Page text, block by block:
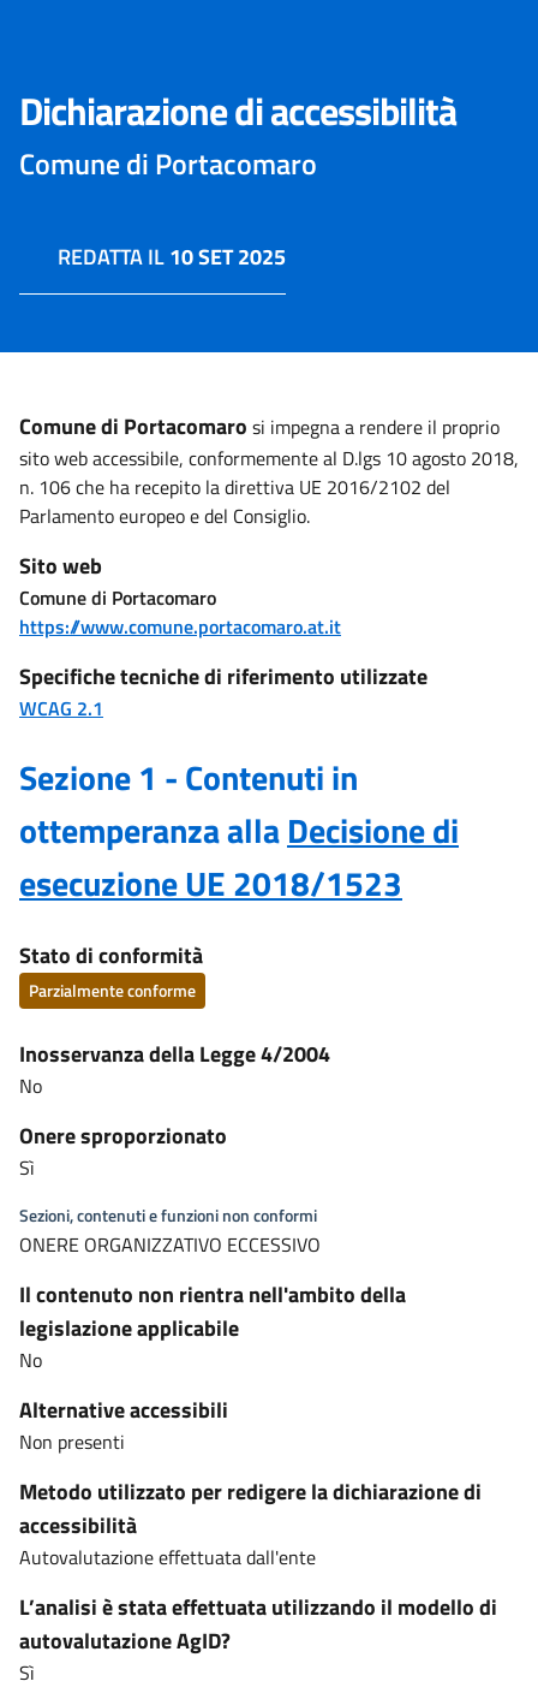
Dichiarazione di accessibilità
Comune di Portacomaro
REDATTA IL10 SET 2025
Comune di Portacomaro si impegna a rendere il proprio
sito web accessibile, conformemente al D.lgs 10 agosto 2018,
n. 106 che ha recepito la direttiva UE 2016/2102 del
Parlamento europeo e del Consiglio.
Sito web
Comune di Portacomaro
https://www.comune.portacomaro.at.it
Specifiche tecniche di riferimento utilizzate
WCAG 2.1
Sezione 1 - Contenuti in
ottemperanza allaDecisione di
esecuzione UE 2018/1523
Stato di conformità
Parzialmente conforme
Inosservanza della Legge 4/2004
No
Onere sproporzionato
Sì
Sezioni, contenuti e funzioni non conformi
ONERE ORGANIZZATIVO ECCESSIVO
Il contenuto non rientra nell'ambito della
legislazione applicabile
No
Alternative accessibili
Non presenti
Metodo utilizzato per redigere la dichiarazione di
accessibilità
Autovalutazione effettuata dall'ente
L’analisi è stata effettuata utilizzando il modello di
autovalutazione AgID?
Sì